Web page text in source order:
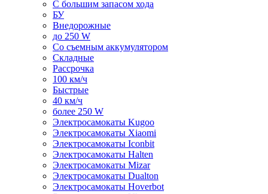
С большим запасом хода
БУ
Внедорожные
до 250 W
Со съемным аккумулятором
Складные
Рассрочка
100 км/ч
Быстрые
40 км/ч
более 250 W
Электросамокаты Kugoo
Электросамокаты Xiaomi
Электросамокаты Iconbit
Электросамокаты Halten
Электросамокаты Mizar
Электросамокаты Dualton
Электросамокаты Hoverbot